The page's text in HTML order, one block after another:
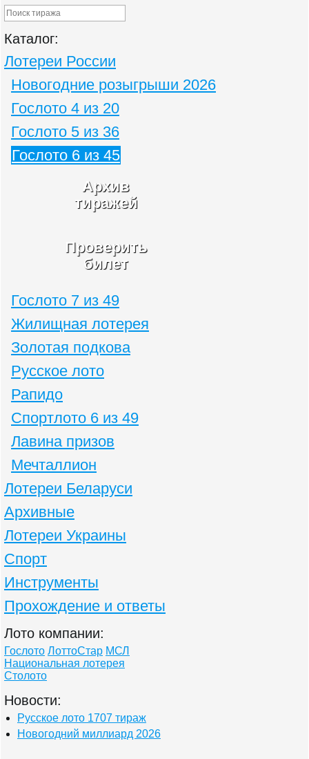
Каталог:
Лотереи России
Новогодние розыгрыши 2026
Гослото 4 из 20
Гослото 5 из 36
Гослото 6 из 45
Архив
тиражей
Проверить
билет
Гослото 7 из 49
Жилищная лотерея
Золотая подкова
Русское лото
Рапидо
Спортлото 6 из 49
Лавина призов
Мечталлион
Лотереи Беларуси
Архивные
Лотереи Украины
Спорт
Инструменты
Прохождение и ответы
Лото компании:
Гослото ЛоттоСтар МСЛ
Национальная лотерея
Столото
Новости:
Русское лото 1707 тираж
Новогодний миллиард 2026